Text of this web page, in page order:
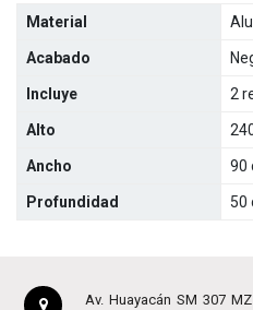
Material
Acabado
Incluye 2
Alto
Ancho 90
Profundidad 50
Av. Huayacán SM 307